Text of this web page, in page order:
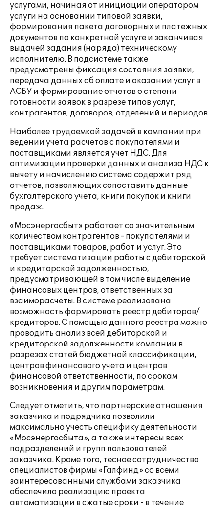
услугами, начиная от инициации оператором
услуги на основании типовой заявки,
формирования пакета договорных и платежных
документов по конкретной услуге и заканчивая
выдачей задания (наряда) техническому
исполнителю. В подсистеме также
предусмотрены фиксация состояния заявки,
передача данных об оплате и оказании услуг в
АСБУ и формирование отчетов о степени
готовности заявок в разрезе типов услуг,
контрагентов, договоров, отделений и периодов.
Наиболее трудоемкой задачей в компании при
ведении учета расчетов с покупателями и
поставщиками является учет НДС. Для
оптимизации проверки данных и анализа НДС к
вычету и начислению система содержит ряд
отчетов, позволяющих сопоставить данные
бухгалтерского учета, книги покупок и книги
продаж.
«Мосэнергосбыт» работает со значительным
количеством контрагентов - покупателями и
поставщиками товаров, работ и услуг. Это
требует систематизации работы с дебиторской
и кредиторской задолженностью,
предусматривающей в том числе выделение
финансовых центров, ответственных за
взаиморасчеты. В системе реализована
возможность формировать реестр дебиторов/
кредиторов. С помощью данного реестра можно
проводить анализ всей дебиторской и
кредиторской задолженности компании в
разрезах статей бюджетной классификации,
центров финансового учета и центров
финансовой ответственности, по срокам
возникновения и другим параметрам.
Следует отметить, что партнерские отношения
заказчика и подрядчика позволили
максимально учесть специфику деятельности
«Мосэнергосбыта», а также интересы всех
подразделений и групп пользователей
заказчика. Кроме того, тесное сотрудничество
специалистов фирмы «Галфинд» со всеми
заинтересованными службами заказчика
обеспечило реализацию проекта
автоматизации в сжатые сроки - в течение